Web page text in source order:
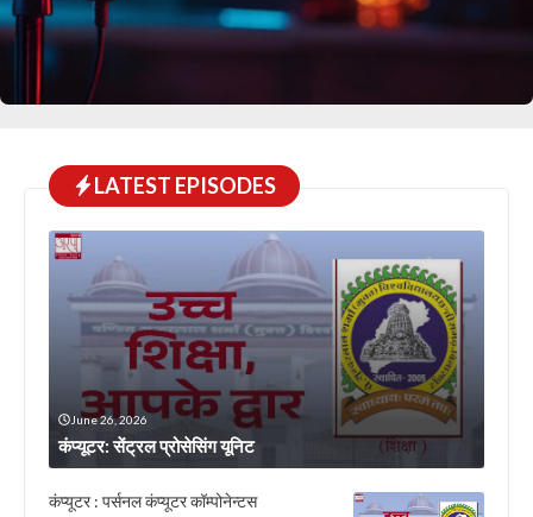
LATEST EPISODES
June 26, 2026
कंप्यूटर: सेंट्रल प्रोसेसिंग यूनिट
कंप्यूटर : पर्सनल कंप्यूटर कॉम्पोनेन्टस